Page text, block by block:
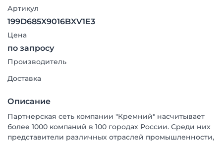
Артикул
199D685X9016BXV1E3
Цена
по запросу
Производитель
Доставка
Описание
Партнерская сеть компании "Кремний" насчитывает
более 1000 компаний в 100 городах России. Среди них
представители различных отраслей промышленности,